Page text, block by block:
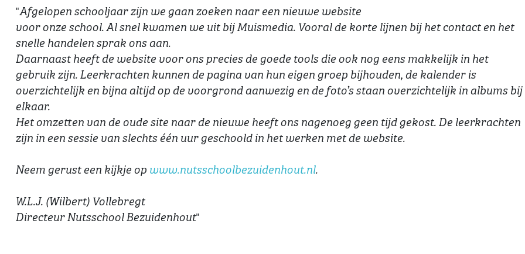
"Afgelopen schooljaar zijn we gaan zoeken naar een nieuwe website
voor onze school. Al snel kwamen we uit bij Muismedia. Vooral de korte lijnen bij het contact en het
snelle handelen sprak ons aan.
Daarnaast heeft de website voor ons precies de goede tools die ook nog eens makkelijk in het
gebruik zijn. Leerkrachten kunnen de pagina van hun eigen groep bijhouden, de kalender is
overzichtelijk en bijna altijd op de voorgrond aanwezig en de foto’s staan overzichtelijk in albums bij
elkaar.
Het omzetten van de oude site naar de nieuwe heeft ons nagenoeg geen tijd gekost. De leerkrachten
zijn in een sessie van slechts één uur geschoold in het werken met de website.
Neem gerust een kijkje op www.nutsschoolbezuidenhout.nl.
W.L.J. (Wilbert) Vollebregt
Directeur Nutsschool Bezuidenhout"